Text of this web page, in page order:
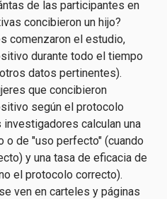
de las participantes en
concibieron un hijo?
comenzaron el estudio,
durante todo el tiempo
datos pertinentes).
que concibieron
según el protocolo
calculan una
o de "uso perfecto" (cuando
y una tasa de eficacia de
el protocolo correcto).
ven en carteles y páginas